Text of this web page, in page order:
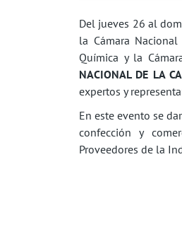
Del jueves 26 al
la Cámara
Química y la
NACIONAL DE LA
expertos y
En este evento se
confección y
Proveedores de la